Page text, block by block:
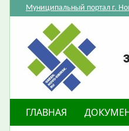
Муниципальный портал г.
ГЛАВНАЯ